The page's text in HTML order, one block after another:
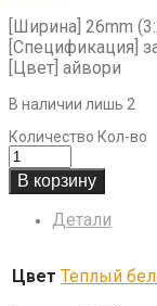
[Ширина] 26mm
[Спецификация]
[Цвет] айвори
В наличии лишь 2
Количество Кол-во
В корзину
Детали
Цвет Теплый